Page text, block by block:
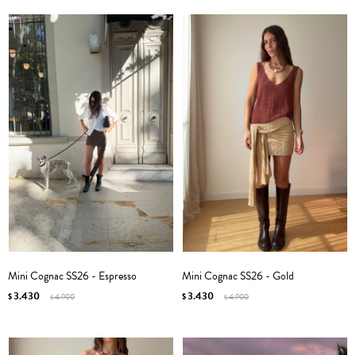
Mini Cognac SS26 - Espresso
$3.430 $4.900
Mini Cognac SS26 - Gold
$3.430 $4.900